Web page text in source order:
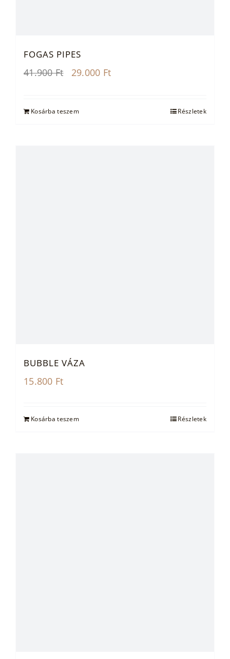
FOGAS PIPES
41.900Ft
Original
41.900 Ft.
29.000 Ft
Kosárba teszem Részletek
BUBBLE VÁZA
15.800 Ft
Kosárba teszem Részletek